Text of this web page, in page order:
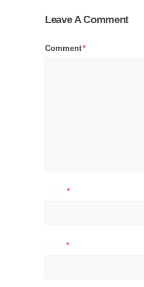
Leave A Comment
Comment*
*
*